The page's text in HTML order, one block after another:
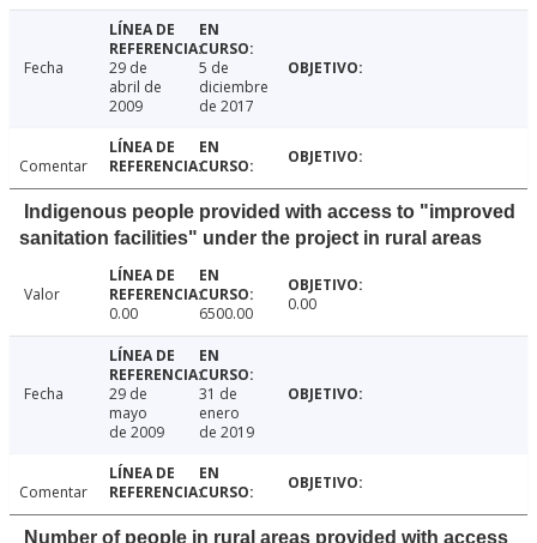
Fecha
29 de
abril de
2009
5 de
diciembre
de 2017
Comentar
Indigenous people provided with access to "improved
sanitation facilities" under the project in rural areas
Valor
0.00
6500.00 0.00
Fecha
29 de
mayo
de 2009
31 de
enero
de 2019
Comentar
Number of people in rural areas provided with access